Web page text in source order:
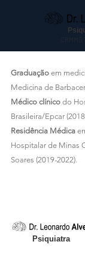
Graduação em
Medicina de
Médico clínico do
Brasileira/Epcar
Residência Médica
Hospitalar de Minas
Soares (2019-2022).
Psiquiatra